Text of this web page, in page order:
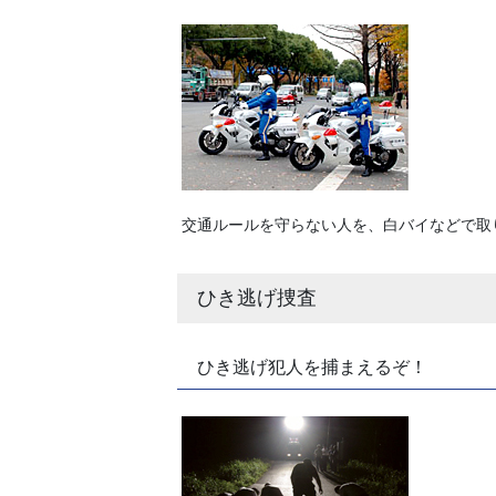
交通ルールを守らない人を、白バイなどで取
ひき逃げ捜査
ひき逃げ犯人を捕まえるぞ！